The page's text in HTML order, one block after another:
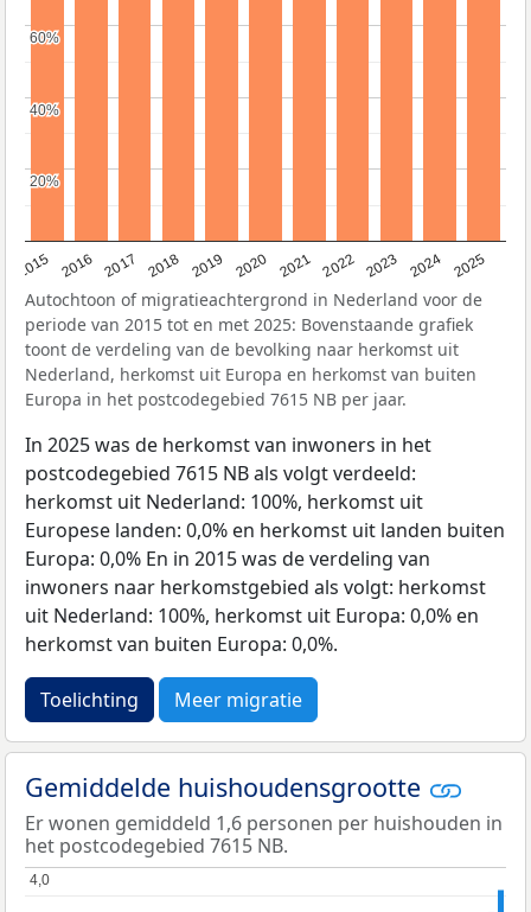
2015 2016 2017 2018 2019 2020 2021 2022 2023 2024 2025
20%
20%
40%
40%
60%
60%
Autochtoon of migratieachtergrond in Nederland voor de
periode van 2015 tot en met 2025: Bovenstaande grafiek
toont de verdeling van de bevolking naar herkomst uit
Nederland, herkomst uit Europa en herkomst van buiten
Europa in het postcodegebied 7615 NB per jaar.
In 2025 was de herkomst van inwoners in het
postcodegebied 7615 NB als volgt verdeeld:
herkomst uit Nederland: 100%, herkomst uit
Europese landen: 0,0% en herkomst uit landen buiten
Europa: 0,0% En in 2015 was de verdeling van
inwoners naar herkomstgebied als volgt: herkomst
uit Nederland: 100%, herkomst uit Europa: 0,0% en
herkomst van buiten Europa: 0,0%.
Toelichting Meer migratie
Gemiddelde huishoudensgrootte
Er wonen gemiddeld 1,6 personen per huishouden in
het postcodegebied 7615 NB.
4,0
4,0